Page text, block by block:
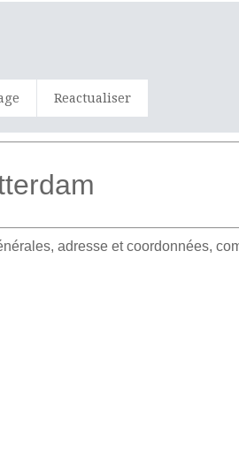
Reactualiser
adresse et coordonnées,